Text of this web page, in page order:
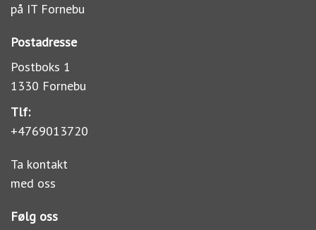
på IT Fornebu
Postadresse
Postboks 1
1330 Fornebu
Tlf:
+4769013720
Ta kontakt
med oss
Følg oss